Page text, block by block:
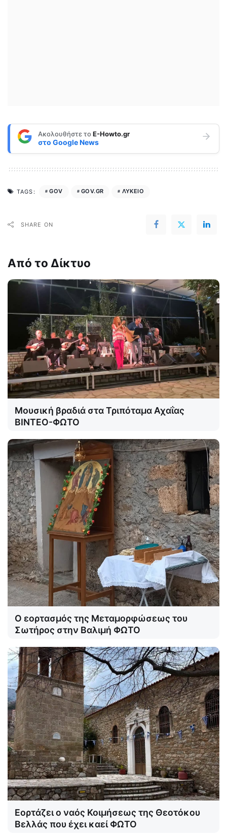
Ακολουθήστε τοE-Howto.gr
στο Google News
TAGS: GOV GOV.GR ΛΥΚΕΙΟ
SHARE ON
Από το Δίκτυο
Μουσική βραδιά στα Τριπόταμα Αχαΐας
ΒΙΝΤΕΟ-ΦΩΤΟ
Ο εορτασμός της Μεταμορφώσεως του
Σωτήρος στην Βαλιμή ΦΩΤΟ
Εορτάζει ο ναός Κοιμήσεως της Θεοτόκου
Βελλάς που έχει καεί ΦΩΤΟ